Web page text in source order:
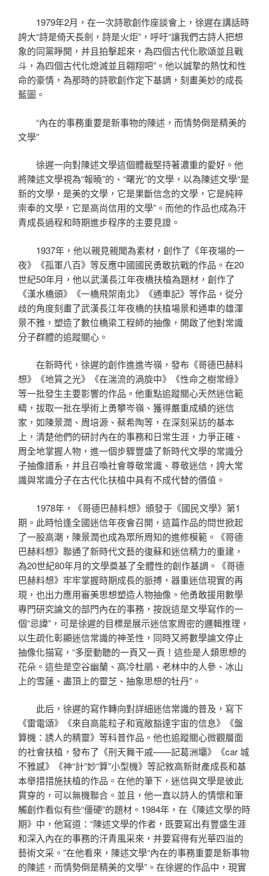
1979年2月，在一次詩歌創作座談會上，徐遲在講話時
誇大“詩是倚天長劍，詩是火炬”，呼吁“讓我們古詩人把想
象的同黨睜開，并且拍擊起來，為四個古代化歌頌並且戰
斗，為四個古代化熄滅並且翱翔吧”。他以誠摯的熱忱和性
命的豪情，為那時的詩歌創作定下基調，刻畫美妙的成長
藍圖。
“內在的事務重要是新事物的陳述，而情勢倒是精美的
文學”
徐遲一向對陳述文學這個體裁堅持著濃重的愛好。他
將陳述文學視為“報曉”的、“曙光”的文學，以為陳述文學“是
新的文學，是美的文學，它是果斷信念的文學，它是純粹
崇奉的文學，它是高尚信用的文學”。而他的作品也成為汗
青成長過程和時期進步程序的主要見證。
1937年，他以親見親聞為素材，創作了《年夜場的一
夜》《孤軍八百》等反應中國國民勇敢抗戰的作品。在20
世紀50年月，他以武漢長江年夜橋扶植為題材，創作了
《漢水橋頭》《一橋飛架南北》《通車記》等作品，從分
歧的角度刻畫了武漢長江年夜橋的扶植場景和通車的雄渾
景不雅，塑造了數位橋梁工程師的抽像，開啟了他對常識
分子群體的追蹤關心。
在新時代，徐遲的創作進進岑嶺，發布《哥德巴赫料
想》《地質之光》《在湍流的渦旋中》《性命之樹常綠》
等一批發生主要影響的作品。他重點追蹤關心天然迷信範
疇，拔取一批在學術上勇攀岑嶺、獲得嚴重成績的迷信
家，如陳景潤、周培源、蔡希陶等，在深刻采訪的基本
上，清楚他們的研討內在的事務和日常生涯，力爭正確、
周全地掌握人物，進一個步驟豐盛了新時代文學的常識分
子抽像譜系，并且召喚社會尊敬常識、尊敬迷信，誇大常
識與常識分子在古代化扶植中具有不成代替的價值。
1978年，《哥德巴赫料想》頒發于《國民文學》第1
期。此時恰逢全國迷信年夜會召開，這篇作品的問世掀起
了一股高潮，陳景潤也成為眾所周知的進修模範。《哥德
巴赫料想》聯通了新時代文藝的復蘇和迷信精力的重建，
為20世紀80年月的文學奠基了全體性的創作基調。《哥德
巴赫料想》牢牢掌握時期成長的脈搏，器重迷信現實的再
現，也出力應用審美思想塑造人物抽像。他勇敢援用數學
專門研究論文的部門內在的事務，按說這是文學寫作的一
個“忌諱”，可是徐遲的目標是展示迷信家周密的邏輯推理，
以生疏化彰顯迷信常識的神圣性，同時又將數學論文停止
抽像化描寫，“多麼動聽的一頁又一頁！這些是人類思想的
花朵。這些是空谷幽蘭、高冷杜鵑、老林中的人參、冰山
上的雪蓮、盡頂上的靈芝、抽象思想的牡丹”。
此后，徐遲的寫作轉向對詳細迷信常識的普及，寫下
《雷電頌》《來自高能粒子和寬敞豁達宇宙的信息》《盤
算機：誘人的精靈》等科普作品。他也追蹤關心微觀層面
的社會扶植，發布了《刑天舞干戚——記葛洲壩》《car 城
不雅感》《神“計”妙“算”小型機》等記敘高新財產成長和基
本舉措措施扶植的作品。在他的筆下，迷信與文學是彼此
貫穿的，可以無機聯合。並且，他一直以詩人的情懷和筆
觸創作看似有些“僵硬”的題材。1984年，在《陳述文學的時
期》中，他寫道：“陳述文學的作者，既要寫出有豐盛生涯
和深入內在的事務的汗青風采來，并要寫得有光華四溢的
藝術文采。”在他看來，陳述文學“內在的事務重要是新事物
的陳述，而情勢倒是精美的文學”。在徐遲的作品中，現實